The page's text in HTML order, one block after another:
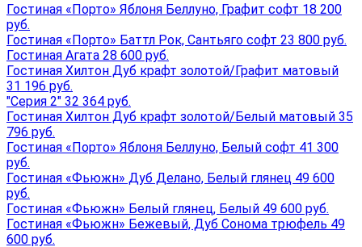
Гостиная «Порто» Яблоня Беллуно, Графит софт 18 200
руб.
Гостиная «Порто» Баттл Рок, Сантьяго софт 23 800 руб.
Гостиная Агата 28 600 руб.
Гостиная Хилтон Дуб крафт золотой/Графит матовый
31 196 руб.
"Серия 2" 32 364 руб.
Гостиная Хилтон Дуб крафт золотой/Белый матовый 35
796 руб.
Гостиная «Порто» Яблоня Беллуно, Белый софт 41 300
руб.
Гостиная «Фьюжн» Дуб Делано, Белый глянец 49 600
руб.
Гостиная «Фьюжн» Белый глянец, Белый 49 600 руб.
Гостиная «Фьюжн» Бежевый, Дуб Сонома трюфель 49
600 руб.